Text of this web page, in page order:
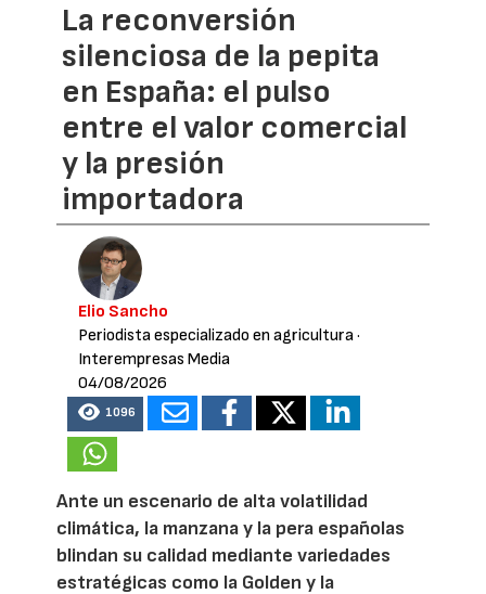
La reconversión
silenciosa de la pepita
en España: el pulso
entre el valor comercial
y la presión
importadora
Elio Sancho
Periodista especializado en agricultura·
Interempresas Media
04/08/2026
1096
Ante un escenario de alta volatilidad
climática, la manzana y la pera españolas
blindan su calidad mediante variedades
estratégicas como la Golden y la